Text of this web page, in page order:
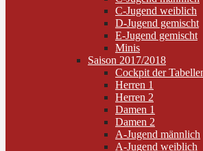
C-Jugend weiblich
D-Jugend gemischt
E-Jugend gemischt
Minis
Saison 2017/2018
Cockpit der
Herren 1
Herren 2
Damen 1
Damen 2
A-Jugend männlich
A-Jugend weiblich